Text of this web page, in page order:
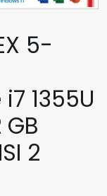
5-
1355U
GB
2